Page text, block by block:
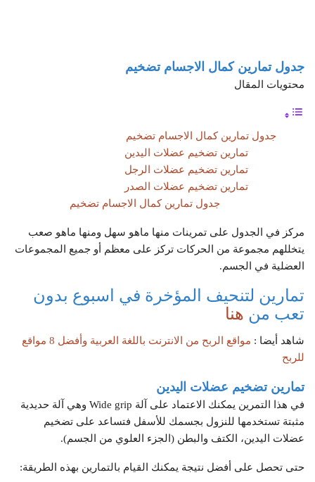
جدول تمارين كمال الاجسام تضخيم
محتويات المقال
جدول تمارين كمال الاجسام تضخيم
تمارين تضخيم عضلات اليدين
تمارين تضخيم عضلات الرجل
تمارين تضخيم عضلات الصدر
جدول تمارين كمال الاجسام تضخيم
مركز في الجدول على تمرينات منها ماهو سهل ومنها ماهو صعب
يتخللهم مجموعة من الحركات تركز على معظم أو جميع المجموعات
العضلية في الجسم.
تمارين لتنحيف المؤخرة في اسبوع بدون
تعب من هنا
شاهد أيضا :
مواقع الربح من الانترنت باللغة العربية وأفضل 8 مواقع
للربح
تمارين تضخيم عضلات اليدين
في هذا التمرين يمكنك الاعتماد على آلة Wide grip وهي آلة حديدية
مثبتة تستخدمها للنزول بجسمك للأسفل فتساعد على تضخيم
عضلات اليدين، الكتف والبطن (الجزء العلوي من الجسم).
حتى تحصل على أفضل نتيجة يمكنك القيام بالتمارين بهذه الطريقة: